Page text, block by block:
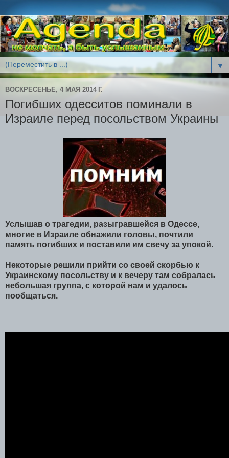
▼
ВОСКРЕСЕНЬЕ, 4 МАЯ 2014 Г.
Погибших одесситов поминали в
Израиле перед посольством Украины
Услышав о трагедии, разыгравшейся в Одессе,
многие в Израиле обнажили головы, почтили
память погибших и поставили им свечу за упокой.
Некоторые решили прийти со своей скорбью к
Украинскому посольству и к вечеру там собралась
небольшая группа, с которой нам и удалось
пообщаться.